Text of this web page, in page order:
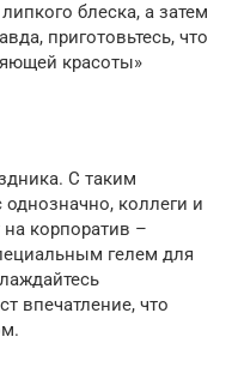
блеска, а затем
приготовьтесь, что
красоты»
С таким
коллеги и
корпоратив –
гелем для
впечатление, что